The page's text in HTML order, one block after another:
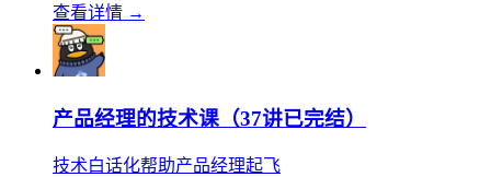
查看详情 →
产品经理的技术课（37讲已完结）
技术白话化帮助产品经理起飞